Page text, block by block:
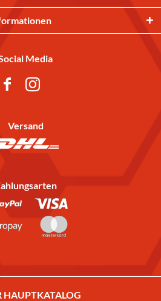
Media
Versand
HAUPTKATALOG